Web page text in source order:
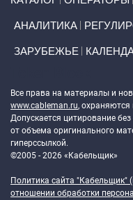
АНАЛИТИКА
ЗАРУБЕЖЬЕ
Все права на материалы и
www.cableman.ru, охраняются
Допускается цитирование
от объема оригинального
гиперссылкой.
©2005 - 2026 «Кабельщик»
Политика сайта "Кабельщик"
отношении обработки